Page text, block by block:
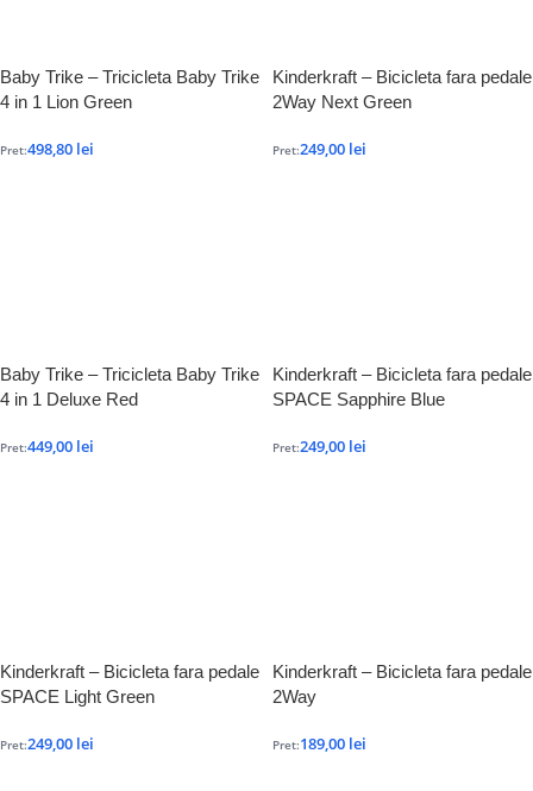
Baby Trike – Tricicleta Baby Trike
4 in 1 Lion Green
Pret:498,80 lei
Kinderkraft – Bicicleta fara pedale
2Way Next Green
Pret:249,00 lei
Baby Trike – Tricicleta Baby Trike
4 in 1 Deluxe Red
Pret:449,00 lei
Kinderkraft – Bicicleta fara pedale
SPACE Sapphire Blue
Pret:249,00 lei
Kinderkraft – Bicicleta fara pedale
SPACE Light Green
Pret:249,00 lei
Kinderkraft – Bicicleta fara pedale
2Way
Pret:189,00 lei